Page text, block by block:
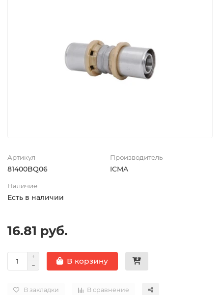
Артикул
81400BQ06
Производитель
ICMA
Наличие
Есть в наличии
16.81 руб.
В корзину
В закладки В сравнение